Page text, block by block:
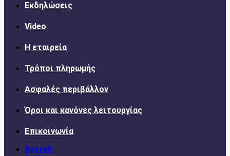
Εκδηλώσεις
Video
Η εταιρεία
Τρόποι πληρωμής
Ασφαλές περιβάλλον
Όροι και κανόνες λειτουργίας
Επικοινωνία
Αρχική